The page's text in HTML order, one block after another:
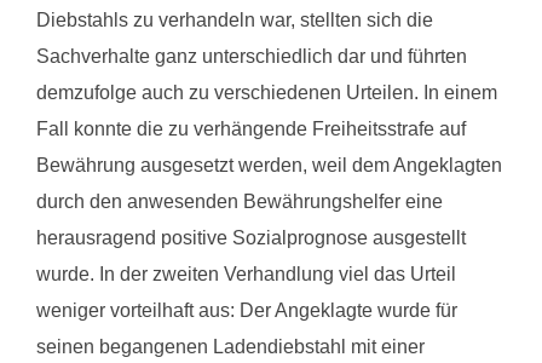
Diebstahls zu verhandeln war, stellten sich die
Sachverhalte ganz unterschiedlich dar und führten
demzufolge auch zu verschiedenen Urteilen. In einem
Fall konnte die zu verhängende Freiheitsstrafe auf
Bewährung ausgesetzt werden, weil dem Angeklagten
durch den anwesenden Bewährungshelfer eine
herausragend positive Sozialprognose ausgestellt
wurde. In der zweiten Verhandlung viel das Urteil
weniger vorteilhaft aus: Der Angeklagte wurde für
seinen begangenen Ladendiebstahl mit einer